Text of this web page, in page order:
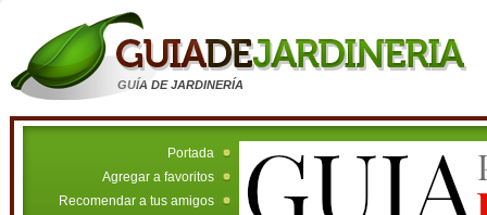
GUÍA DE JARDINERÍA
Portada
Agregar a favoritos
Recomendar a tus amigos